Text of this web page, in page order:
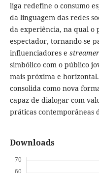
liga redefine o consumo
da linguagem das redes
da experiência, na qual o
espectador, tornando-se
influenciadores e
simbólico com o público
mais próxima e
consolida como nova
capaz de dialogar com
práticas contemporâneas
Downloads